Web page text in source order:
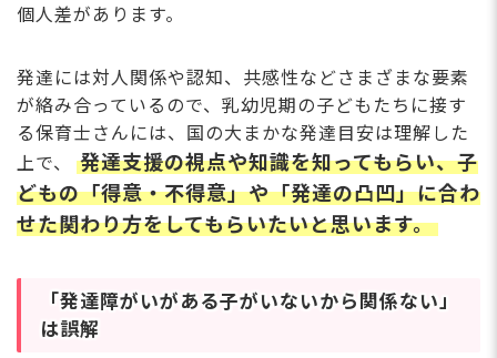
個⼈差があります。
発達には対⼈関係や認知、共感性などさまざまな要素
が絡み合っているので、乳幼児期の⼦どもたちに接す
る保育⼠さんには、国の⼤まかな発達⽬安は理解した
上で、
発達⽀援の視点や知識を知ってもらい、⼦
どもの「得意・不得意」や「発達の凸凹」に合わ
せた関わり⽅をしてもらいたいと思います。
「発達障がいがある⼦がいないから関係ない」
は誤解